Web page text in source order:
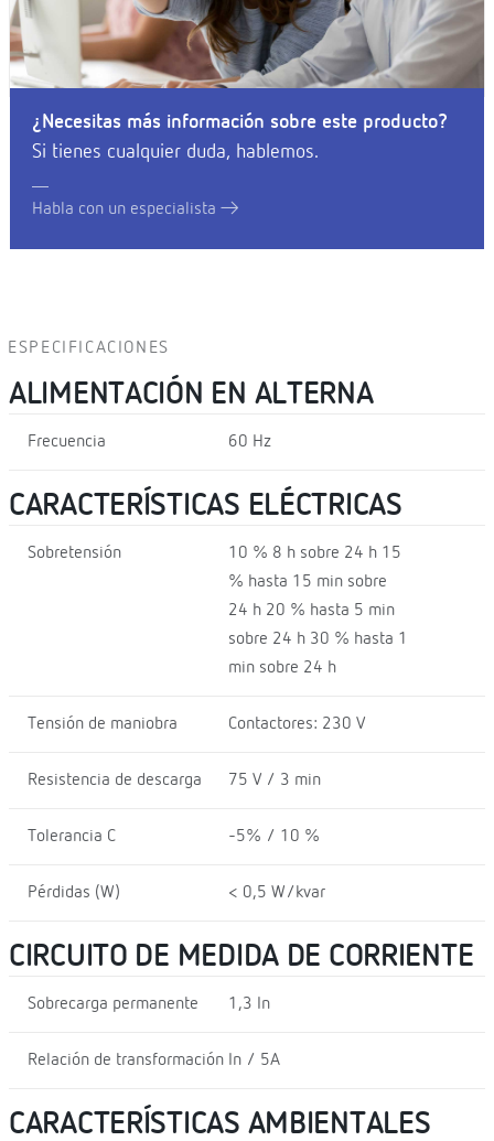
¿Necesitas más información sobre este producto?
Si tienes cualquier duda, hablemos.
Habla con un especialista
ESPECIFICACIONES
ALIMENTACIÓN EN ALTERNA
Frecuencia 60 Hz
CARACTERÍSTICAS ELÉCTRICAS
Sobretensión
10 % 8 h sobre 24 h 15
% hasta 15 min sobre
24 h 20 % hasta 5 min
sobre 24 h 30 % hasta 1
min sobre 24 h
Tensión de maniobra Contactores: 230 V
Resistencia de descarga 75 V / 3 min
Tolerancia C -5% / 10 %
Pérdidas (W) < 0,5 W/kvar
CIRCUITO DE MEDIDA DE CORRIENTE
Sobrecarga permanente 1,3 In
Relación de transformación In / 5A
CARACTERÍSTICAS AMBIENTALES